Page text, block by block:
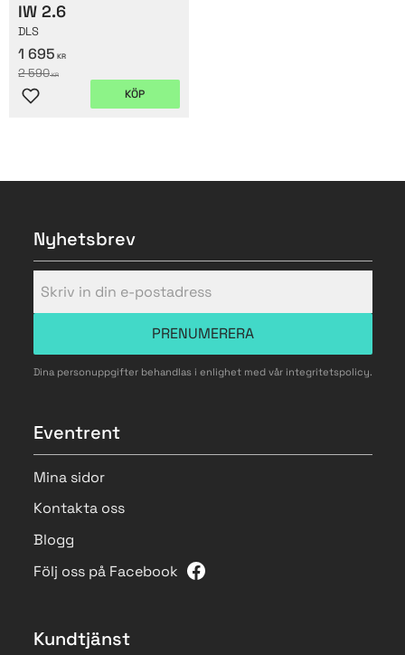
IW 2.6
DLS
1 695 KR
2 590KR
Lägg till i favoriter
KÖP
Nyhetsbrev
PRENUMERERA
Dina personuppgifter behandlas i enlighet med vår integritetspolicy.
Eventrent
Mina sidor
Kontakta oss
Blogg
Följ oss på Facebook
Kundtjänst